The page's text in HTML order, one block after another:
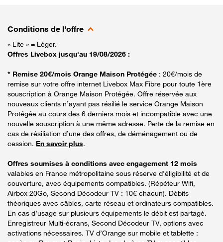
Conditions de l'offre
« Lite » = Léger.
Offres Livebox jusqu'au 19/08/2026 :
* Remise 20€/mois Orange Maison Protégée : 20€/mois de
remise sur votre offre internet Livebox Max Fibre pour toute 1ère
souscription à Orange Maison Protégée. Offre réservée aux
nouveaux clients n’ayant pas résilié le service Orange Maison
Protégée au cours des 6 derniers mois et incompatible avec une
nouvelle souscription à une même adresse. Perte de la remise en
cas de résiliation d’une des offres, de déménagement ou de
cession. En savoir plus.
Offres soumises à conditions avec engagement 12 mois
valables en France métropolitaine sous réserve d’éligibilité et de
couverture, avec équipements compatibles. (Répéteur Wifi,
Airbox 20Go, Second Décodeur TV : 10€ chacun). Débits
théoriques avec câbles, carte réseau et ordinateurs compatibles.
En cas d’usage sur plusieurs équipements le débit est partagé.
Enregistreur Multi-écrans, Second Décodeur TV, options avec
activations nécessaires. TV d’Orange sur mobile et tablette :